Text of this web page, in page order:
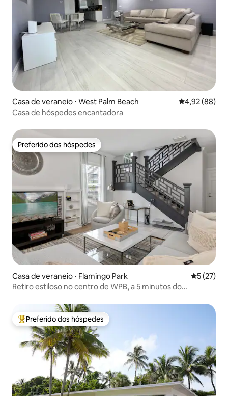
Casa de veraneio ⋅ West Palm Beach 4,92 de uma
4,92 (88)
Casa de hóspedes encantadora
Preferido dos hóspedes
Preferido dos hóspedes
Casa de veraneio ⋅ Flamingo Park 5 de uma
5 (27)
Retiro estiloso no centro de WPB, a 5 minutos do
Entre os melhores preferidos dos hóspedes
Preferido dos hóspedes